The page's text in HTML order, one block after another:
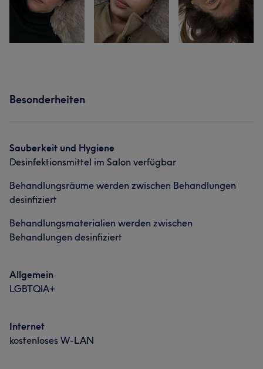
Besonderheiten
Sauberkeit und Hygiene
Desinfektionsmittel im Salon verfügbar
Behandlungsräume werden zwischen Behandlungen
desinfiziert
Behandlungsmaterialien werden zwischen
Behandlungen desinfiziert
Allgemein
LGBTQIA+
Internet
kostenloses W-LAN